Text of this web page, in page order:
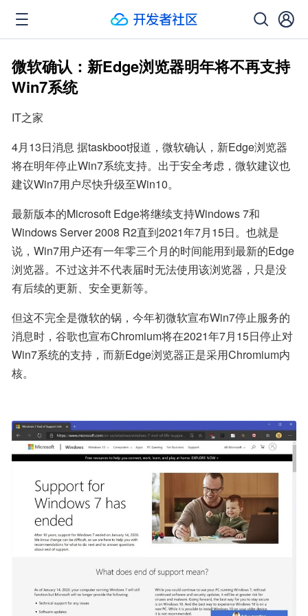
微软确认：新Edge浏览器明年将不再支持
Win7系统
IT之家
4月13日消息 据taskboot报道，微软确认，新Edge浏览器
将在明年停止Win7系统支持。出于安全考虑，微软建议也
建议Win7用户尽快升级至Win10。
最新版本的Microsoft Edge将继续支持Windows 7和
Windows Server 2008 R2直到2021年7月15日。也就是
说，Win7用户还有一年零三个月的时间能用到最新的Edge
浏览器。不过这并不代表届时无法使用该浏览器，只是没
有后续的更新、安全更新等。
但这不完全是微软的锅，今年初微软宣布Win7停止服务的
消息时，谷歌也宣布Chromium将在2021年7月15日停止对
Win7系统的支持，而新Edge浏览器正是采用Chromium内
核。